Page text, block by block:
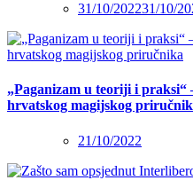
31/10/202231/10/
„Paganizam u teoriji i praksi“
hrvatskog magijskog
21/10/2022